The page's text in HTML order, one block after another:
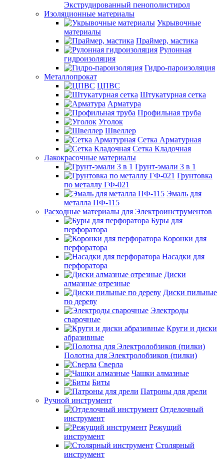
Экструдированный пенополистирол
Изоляционные материалы
Укрывочные
материалы
Праймер, мастика
Рулонная
гидроизоляция
Гидро-пароизоляция
Металлопрокат
ЦПВС
Штукатурная сетка
Арматура
Профильная труба
Уголок
Швеллер
Сетка Арматурная
Сетка Кладочная
Лакокрасочные материалы
Грунт-эмали 3 в 1
Грунтовка
по металлу ГФ-021
Эмаль для
металла ПФ-115
Расходные материалы для Электроинструментов
Буры для
перфоратора
Коронки для
перфоратора
Насадки для
перфоратора
Диски
алмазные отрезные
Диски пильные
по дереву
Электроды
сварочные
Круги и диски
абразивные
Полотна для Электролобзиков (пилки)
Сверла
Чашки алмазные
Биты
Патроны для дрели
Ручной инструмент
Отделочный
инструмент
Режущий
инструмент
Столярный
инструмент